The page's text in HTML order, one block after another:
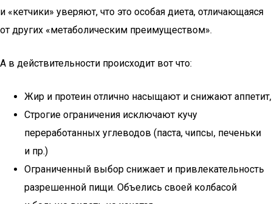
и «кетчики» уверяют, что это особая диета, отличающаяся
от других «метаболическим преимуществом».
А в действительности происходит вот что:
Жир и протеин отлично насыщают и снижают аппетит,
Строгие ограничения исключают кучу
переработанных углеводов (паста, чипсы, печеньки
и пр.)
Ограниченный выбор снижает и привлекательность
разрешенной пищи. Объелись своей колбасой